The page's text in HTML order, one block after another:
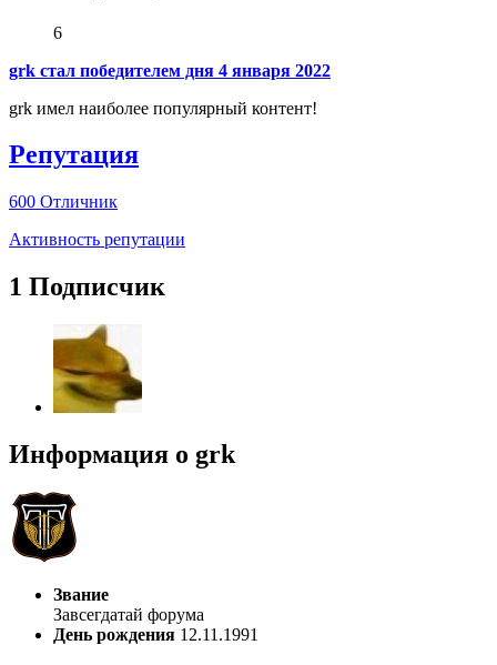
6
grk стал победителем дня 4 января 2022
grk имел наиболее популярный контент!
Репутация
600 Отличник
Активность репутации
1 Подписчик
Информация о grk
Звание
Завсегдатай форума
День рождения 12.11.1991